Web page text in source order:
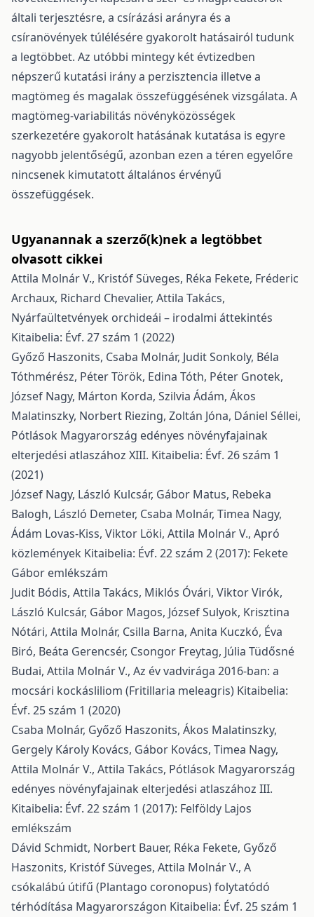
általi terjesztésre, a csírázási arányra és a
csíranövények túlélésére gyakorolt hatásairól tudunk
a legtöbbet. Az utóbbi mintegy két évtizedben
népszerű kutatási irány a perzisztencia illetve a
magtömeg és magalak összefüggésének vizsgálata. A
magtömeg-variabilitás növényközösségek
szerkezetére gyakorolt hatásának kutatása is egyre
nagyobb jelentőségű, azonban ezen a téren egyelőre
nincsenek kimutatott általános érvényű
összefüggések.
Ugyanannak a szerző(k)nek a legtöbbet
olvasott cikkei
Attila Molnár V., Kristóf Süveges, Réka Fekete, Fréderic
Archaux, Richard Chevalier, Attila Takács,
Nyárfaültetvények orchideái – irodalmi áttekintés
Kitaibelia: Évf. 27 szám 1 (2022)
Győző Haszonits, Csaba Molnár, Judit Sonkoly, Béla
Tóthmérész, Péter Török, Edina Tóth, Péter Gnotek,
József Nagy, Márton Korda, Szilvia Ádám, Ákos
Malatinszky, Norbert Riezing, Zoltán Jóna, Dániel Séllei,
Pótlások Magyarország edényes növényfajainak
elterjedési atlaszához XIII. Kitaibelia: Évf. 26 szám 1
(2021)
József Nagy, László Kulcsár, Gábor Matus, Rebeka
Balogh, László Demeter, Csaba Molnár, Timea Nagy,
Ádám Lovas-Kiss, Viktor Löki, Attila Molnár V., Apró
közlemények Kitaibelia: Évf. 22 szám 2 (2017): Fekete
Gábor emlékszám
Judit Bódis, Attila Takács, Miklós Óvári, Viktor Virók,
László Kulcsár, Gábor Magos, József Sulyok, Krisztina
Nótári, Attila Molnár, Csilla Barna, Anita Kuczkó, Éva
Biró, Beáta Gerencsér, Csongor Freytag, Júlia Tüdősné
Budai, Attila Molnár V., Az év vadvirága 2016-ban: a
mocsári kockásliliom (Fritillaria meleagris) Kitaibelia:
Évf. 25 szám 1 (2020)
Csaba Molnár, Győző Haszonits, Ákos Malatinszky,
Gergely Károly Kovács, Gábor Kovács, Timea Nagy,
Attila Molnár V., Attila Takács, Pótlások Magyarország
edényes növényfajainak elterjedési atlaszához III.
Kitaibelia: Évf. 22 szám 1 (2017): Felföldy Lajos
emlékszám
Dávid Schmidt, Norbert Bauer, Réka Fekete, Győző
Haszonits, Kristóf Süveges, Attila Molnár V., A
csókalábú útifű (Plantago coronopus) folytatódó
térhódítása Magyarországon Kitaibelia: Évf. 25 szám 1